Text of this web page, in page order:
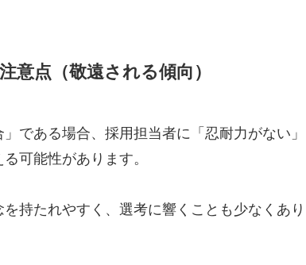
意点（敬遠される傾向）
である場合、採用担当者に「忍耐力がない」
可能性があります。
持たれやすく、選考に響くことも少なくあり